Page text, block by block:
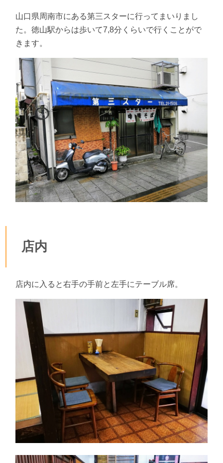
山口県周南市にある第三スターに行ってまいりまし
た。徳山駅からは歩いて7,8分くらいで行くことがで
きます。
店内
店内に入ると右手の手前と左手にテーブル席。